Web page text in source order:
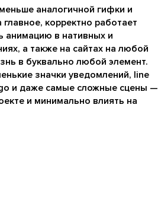
аналогичной гифки и
корректно работает
анимацию в нативных и
а также на сайтах на любой
в буквально любой элемент.
значки уведомлений, line
и даже самые сложные сцены —
и минимально влиять на